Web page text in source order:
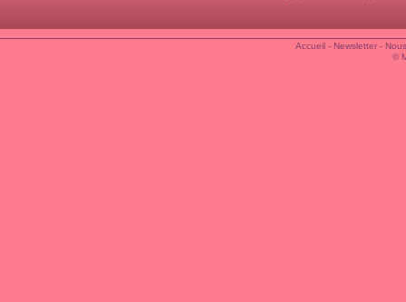
Accueil- Newsletter-
©